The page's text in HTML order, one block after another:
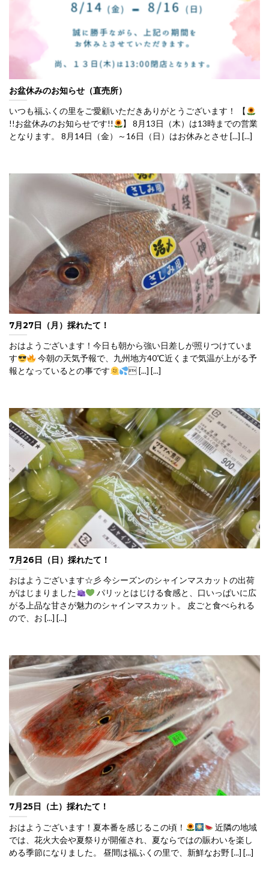
お盆休みのお知らせ（直売所）
いつも福ふくの里をご愛顧いただきありがとうございます！ 【
!!お盆休みのお知らせです!!
】 8月13日（木）は13時までの営業
となります。 8月14日（金）～16日（日）はお休みとさせ [...] [...]
7月27日（月）採れたて！
おはようございます！今日も朝から強い日差しが照りつけていま
す
今朝の天気予報で、九州地方40℃近くまで気温が上がる予
報となっているとの事です
 [...] [...]
7月26日（日）採れたて！
おはようございます☆彡 今シーズンのシャインマスカットの出荷
がはじまりました
パリッとはじける食感と、口いっぱいに広
がる上品な甘さが魅力のシャインマスカット。 皮ごと食べられる
ので、お [...] [...]
7月25日（土）採れたて！
おはようございます！夏本番を感じるこの頃！
近隣の地域
では、花火大会や夏祭りが開催され、夏ならではの賑わいを楽し
める季節になりました。 昼間は福ふくの里で、新鮮なお野 [...] [...]